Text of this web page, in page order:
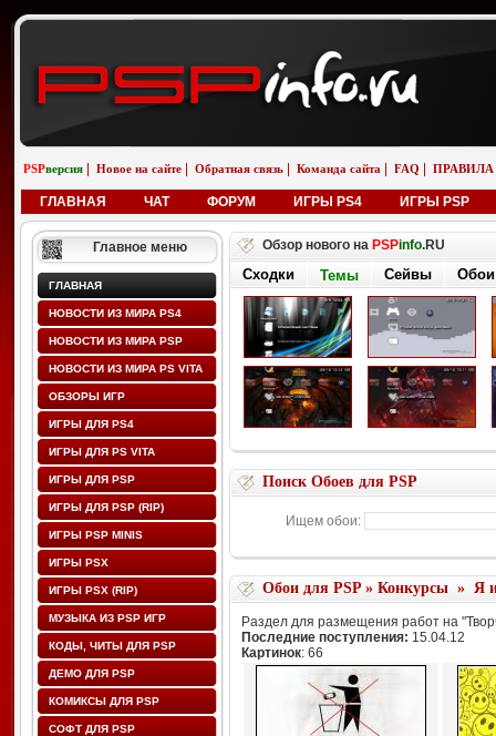
PSPверсия Новое на сайте Обратная связь Команда сайта FAQ ПРАВИЛА
ГЛАВНАЯ ЧАТ ФОРУМ ИГРЫ PS4 ИГРЫ PSP
Главное меню
ГЛАВНАЯ
НОВОСТИ ИЗ МИРА PS4
НОВОСТИ ИЗ МИРА PSP
НОВОСТИ ИЗ МИРА PS VITA
ОБЗОРЫ ИГР
ИГРЫ ДЛЯ PS4
ИГРЫ ДЛЯ PS VITA
ИГРЫ ДЛЯ PSP
ИГРЫ ДЛЯ PSP (RIP)
ИГРЫ PSP MINIS
ИГРЫ PSX
ИГРЫ PSX (RIP)
МУЗЫКА ИЗ PSP ИГР
КОДЫ, ЧИТЫ ДЛЯ PSP
ДЕМО ДЛЯ PSP
КОМИКСЫ ДЛЯ PSP
СОФТ ДЛЯ PSP
Обзор нового на PSPinfo.RU
Сходки Темы Сейвы Обои
Поиск Обоев для PSP
Ищем обои:
Обои для PSP» Конкурсы» Я
Раздел для размещения работ на
Последние поступления: 15.04.12
Картинок: 66